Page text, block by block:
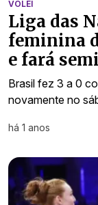
VÔLEI
Liga das
feminina
e fará
Brasil fez 3 a 0
novamente no
há 1 anos